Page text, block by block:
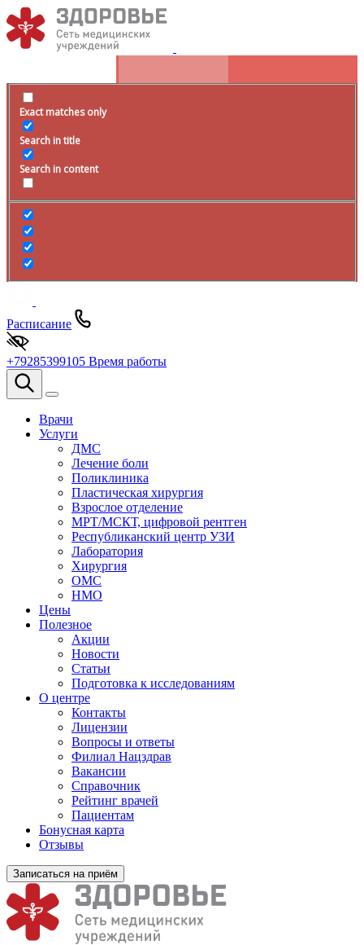
Exact matches only
Search in title
Search in content
Расписание
+79285399105 Время работы
Врачи
Услуги
ДМС
Лечение боли
Поликлиника
Пластическая хирургия
Взрослое отделение
МРТ/МСКТ, цифровой рентген
Республиканский центр УЗИ
Лаборатория
Хирургия
ОМС
НМО
Цены
Полезное
Акции
Новости
Статьи
Подготовка к исследованиям
О центре
Контакты
Лицензии
Вопросы и ответы
Филиал Нацздрав
Вакансии
Справочник
Рейтинг врачей
Пациентам
Бонусная карта
Отзывы
Записаться на приём